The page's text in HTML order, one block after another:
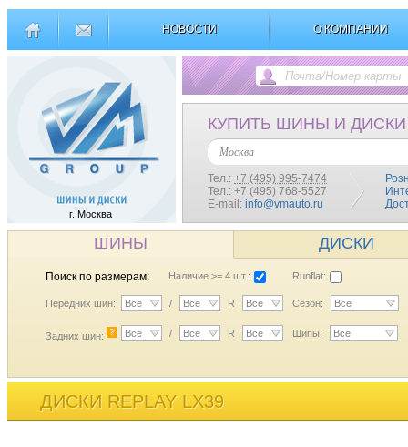
НОВОСТИ О КОМПАНИИ
г. Москва
КУПИТЬ ШИНЫ И ДИСКИ
Москва
Тел.: +7 (495) 995-7474
Тел.: +7 (495) 768-5527
E-mail: info@vmauto.ru
ШИНЫ ДИСКИ
Поиск по размерам: Наличие >= 4 шт.: Runflat:
Передних шин: Все / Все R Все Сезон: Все
Задних шин: ? Все / Все R Все Шипы: Все
ДИСКИ REPLAY LX39